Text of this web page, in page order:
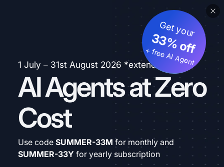
1 July – 31st August 2026 *extended
AI Agents at Zero
Cost
Get your
33% off
+ free AI Agent
Use code SUMMER-33M for monthly and
SUMMER-33Y for yearly subscription